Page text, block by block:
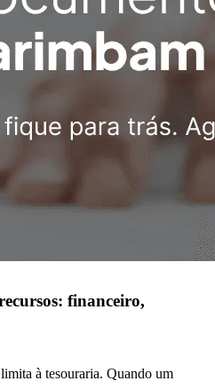
financeiro,
à tesouraria. Quando um